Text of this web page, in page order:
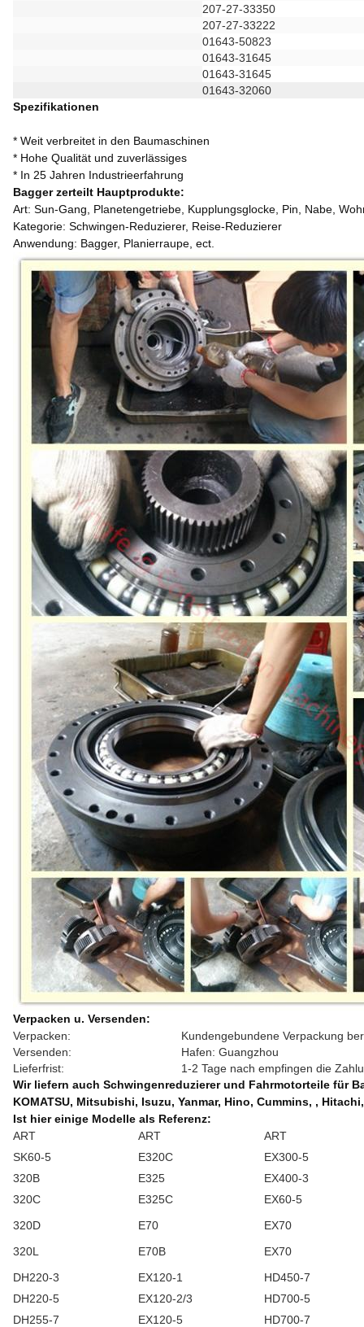
207-27-33350
207-27-33222
01643-50823
01643-31645
01643-31645
01643-32060
Spezifikationen
* Weit verbreitet in den Baumaschinen
* Hohe Qualität und zuverlässiges
* In 25 Jahren Industrieerfahrung
Bagger zerteilt Hauptprodukte:
Art: Sun-Gang, Planetengetriebe, Kupplungsglocke, Pin, Nabe,
Kategorie: Schwingen-Reduzierer, Reise-Reduzierer
Anwendung: Bagger, Planierraupe, ect.
Verpacken u. Versenden:
Verpacken:
Kundengebundene Verpackung
Versenden:
Hafen: Guangzhou
Lieferfrist:
1-2 Tage nach empfingen die
Wir liefern auch Schwingenreduzierer und Fahrmotorteile für
KOMATSU, Mitsubishi, Isuzu, Yanmar, Hino, Cummins, ,
Ist hier einige Modelle als Referenz:
ART
ART
ART
SK60-5
E320C
EX300-5
320B
E325
EX400-3
320C
E325C
EX60-5
320D
E70
EX70
320L
E70B
EX70
DH220-3
EX120-1
HD450-7
DH220-5
EX120-2/3
HD700-5
DH255-7
EX120-5
HD700-7